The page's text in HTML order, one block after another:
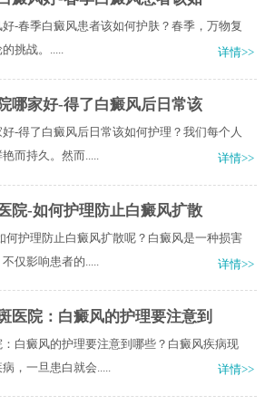
-春季白癜风患者该如何护肤？​春季，万物复
挑战。.....
详情>>
哪家好-得了白癜风后日常该
-得了白癜风后日常该如何护理？我们每个人
而持久。然而.....
详情>>
院-如何护理防止白癜风扩散
何护理防止白癜风扩散呢？白癜风是一种损害
仅影响患者的.....
详情>>
医院：白癜风的护理要注意到
白癜风的护理要注意到哪些？白癜风疾病现
，一旦患白就会.....
详情>>